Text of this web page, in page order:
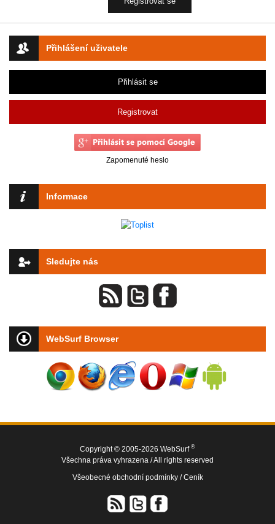
Přihlášení uživatele
Přihlásit se
Registrovat
Zapomenuté heslo
Informace
Sledujte nás
WebSurf Browser
Copyright © 2005-2026 WebSurf ®
Všechna práva vyhrazena / All rights reserved
Všeobecné obchodní podmínky /Ceník